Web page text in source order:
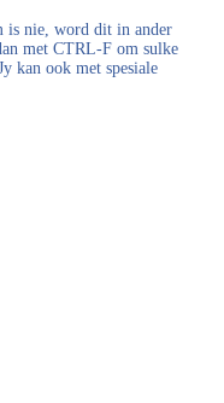
is nie, word dit in ander
met CTRL-F om sulke
kan ook met spesiale